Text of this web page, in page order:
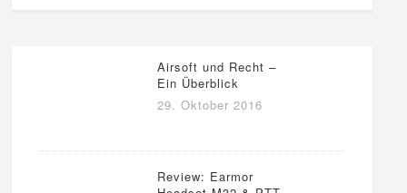
Airsoft und Recht –
Ein Überblick
29. Oktober 2016
Review: Earmor